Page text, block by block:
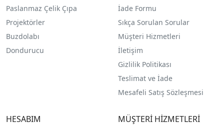
Paslanmaz Çelik Çıpa
Projektörler
Buzdolabı
Dondurucu
İade Formu
Sıkça Sorulan Sorular
Müşteri Hizmetleri
İletişim
Gizlilik Politikası
Teslimat ve İade
Mesafeli Satış Sözleşmesi
HESABIM MÜŞTERİ HİZMETLERİ